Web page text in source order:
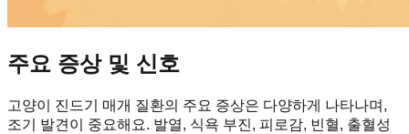
주요 증상 및 신호
고양이 진드기 매개 질환의 주요 증상은 다양하게 나타나며,
조기 발견이 중요해요. 발열, 식욕 부진, 피로감, 빈혈, 출혈성